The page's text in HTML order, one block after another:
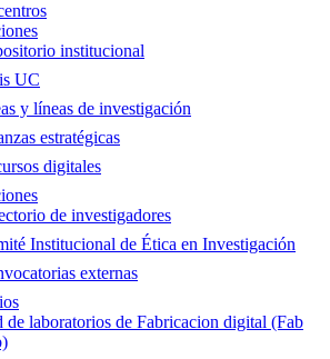
institucional
UC
y líneas de investigación
estratégicas
digitales
de investigadores
Institucional de Ética en Investigación
externas
de laboratorios de Fabricacion digital (Fab